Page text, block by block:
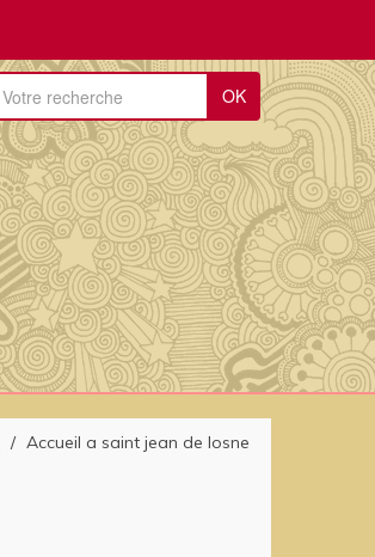
OK
/ Accueil a saint jean de losne